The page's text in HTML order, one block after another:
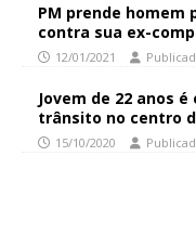
PM prende homem
contra sua ex-
12/01/2021
Jovem de 22 anos
trânsito no centro
15/10/2020